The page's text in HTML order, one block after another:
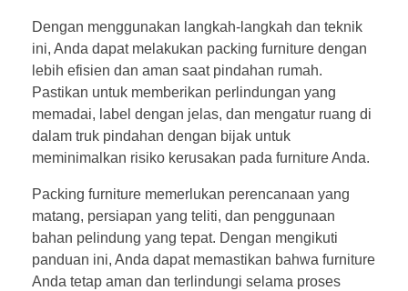
Dengan menggunakan langkah-langkah dan teknik
ini, Anda dapat melakukan packing furniture dengan
lebih efisien dan aman saat pindahan rumah.
Pastikan untuk memberikan perlindungan yang
memadai, label dengan jelas, dan mengatur ruang di
dalam truk pindahan dengan bijak untuk
meminimalkan risiko kerusakan pada furniture Anda.
Packing furniture memerlukan perencanaan yang
matang, persiapan yang teliti, dan penggunaan
bahan pelindung yang tepat. Dengan mengikuti
panduan ini, Anda dapat memastikan bahwa furniture
Anda tetap aman dan terlindungi selama proses